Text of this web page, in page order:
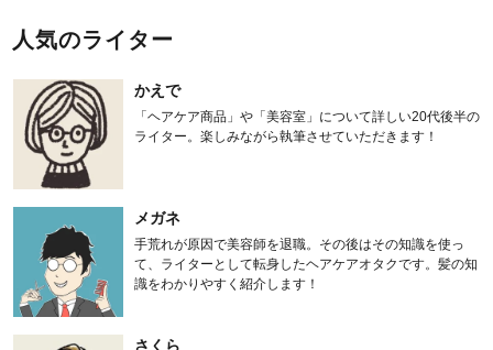
人気のライター
かえで
「ヘアケア商品」や「美容室」について詳しい20代後半の
ライター。楽しみながら執筆させていただきます！
メガネ
手荒れが原因で美容師を退職。その後はその知識を使っ
て、ライターとして転身したヘアケアオタクです。髪の知
識をわかりやすく紹介します！
さくら